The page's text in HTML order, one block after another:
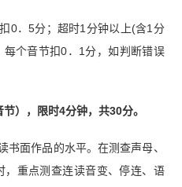
0．5分；超时1分钟以上(含1分
个音节扣0．1分，如判断错误
），限时4分钟，共30分。
书面作品的水平。在测查声母、
重点测查连读音变、停连、语